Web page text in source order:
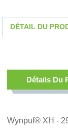
DÉTAIL DU
Détails Du
Wynpuf® XH -